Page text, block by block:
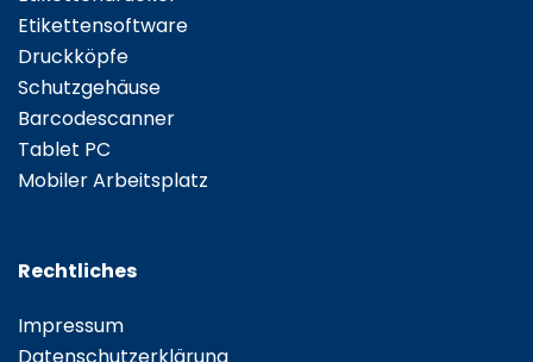
Etikettensoftware
Druckköpfe
Schutzgehäuse
Barcodescanner
Tablet PC
Mobiler Arbeitsplatz
Rechtliches
Impressum